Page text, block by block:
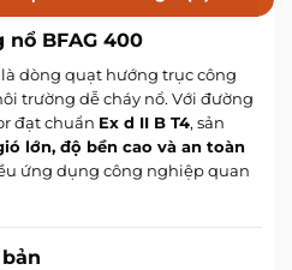
BFAG 400
là dòng quạt hướng trục công
trường dễ cháy nổ. Với đường
đạt chuẩn Ex d II B T4, sản
lớn, độ bền cao và an toàn
ứng dụng công nghiệp quan